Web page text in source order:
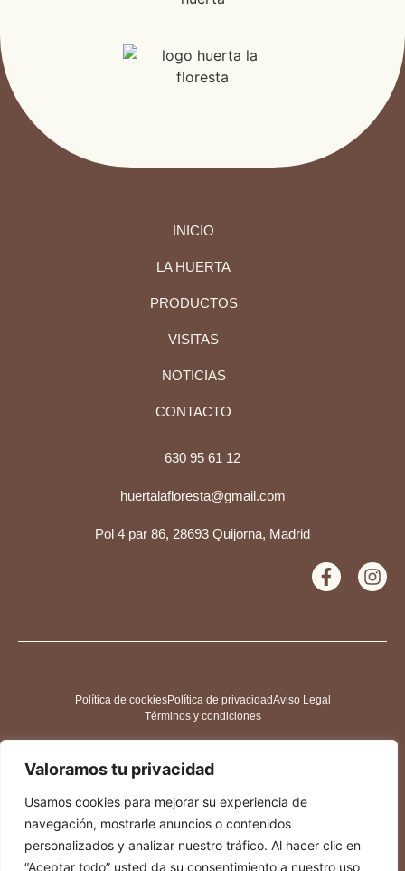
Valoramos tu privacidad
Usamos cookies para mejorar su experiencia de
navegación, mostrarle anuncios o contenidos
personalizados y analizar nuestro tráfico. Al hacer clic en
“Aceptar todo” usted da su consentimiento a nuestro uso
INICIO
LA HUERTA
PRODUCTOS
VISITAS
NOTICIAS
CONTACTO
630 95 61 12
huertalafloresta@gmail.com
Pol 4 par 86, 28693 Quijorna, Madrid
Política de cookiesPolítica de privacidadAviso Legal
Términos y condiciones